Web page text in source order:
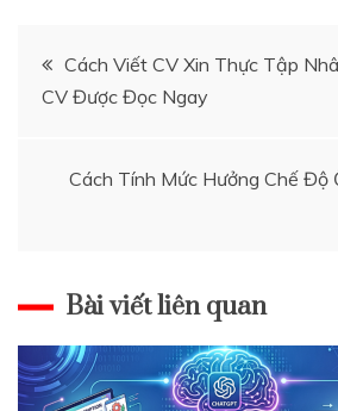
Điều
hướng
bài
Cách Viết CV Xin Thực Tập
CV Được Đọc Ngay
Cách Tính Mức Hưởng Chế Độ
Bài viết liên quan